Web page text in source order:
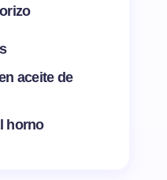
aceite de
horno